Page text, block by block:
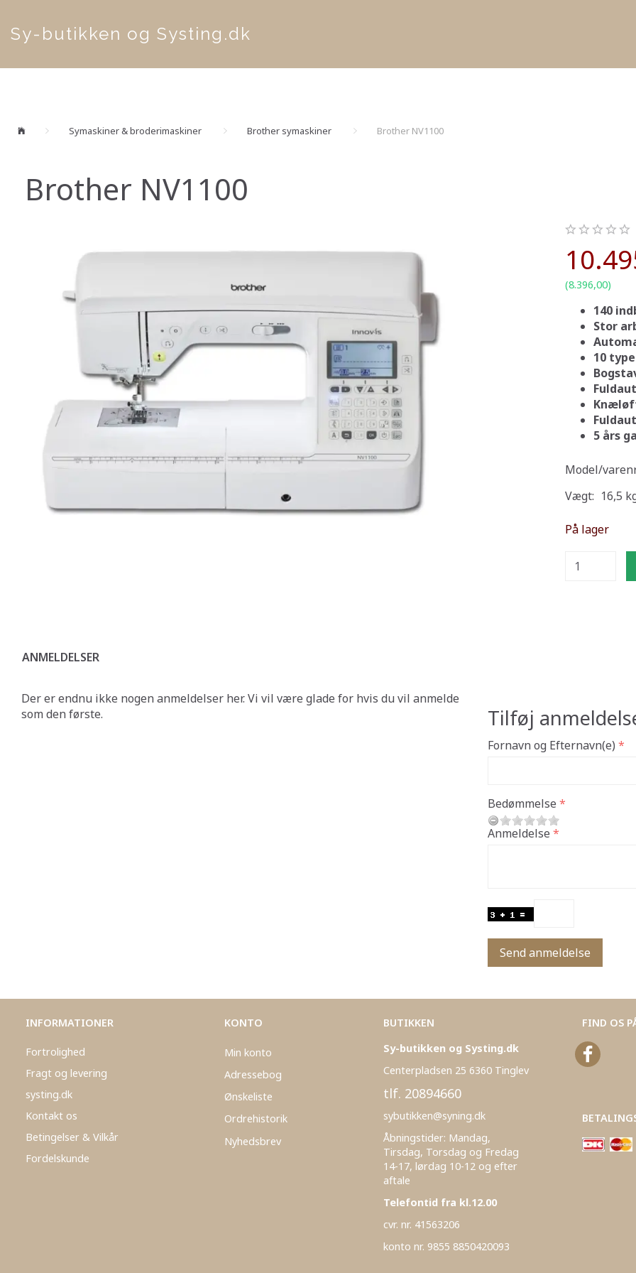
Sy-butikken og Systing.dk
Symaskiner & broderimaskiner Brother symaskiner Brother NV1100
Brother NV1100
(8.396,00)
140
Stor
10
5 års
Model/
Vægt: 16,5
På lager
ANMELDELSER
Der er endnu ikke nogen anmeldelser her. Vi vil være glade for hvis du vil anmelde
som den første.
Tilføj
Fornavn og Efternavn(e)
Bedømmelse
Anmeldelse
Send anmeldelse
INFORMATIONER
Fortrolighed
Fragt og levering
systing.dk
Kontakt os
Betingelser & Vilkår
Fordelskunde
KONTO
Min konto
Adressebog
Ønskeliste
Ordrehistorik
Nyhedsbrev
BUTIKKEN
Sy-butikken og Systing.dk
Centerpladsen 25 6360 Tinglev
tlf. 20894660
sybutikken@syning.dk
Åbningstider: Mandag,
Tirsdag, Torsdag og Fredag
14-17, lørdag 10-12 og efter
aftale
Telefontid fra kl.12.00
cvr. nr. 41563206
konto nr. 9855 8850420093
FIND OS